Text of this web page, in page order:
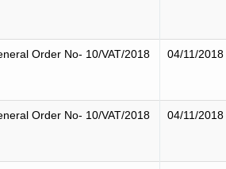
Order No- 10/VAT/2018 04/11/2018
Order No- 10/VAT/2018 04/11/2018